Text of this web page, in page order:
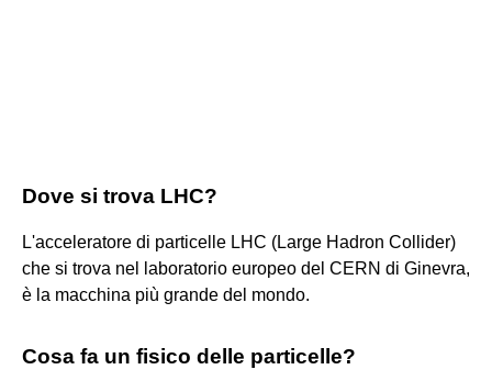
Dove si trova LHC?
L'acceleratore di particelle LHC (Large Hadron Collider)
che si trova nel laboratorio europeo del CERN di Ginevra,
è la macchina più grande del mondo.
Cosa fa un fisico delle particelle?